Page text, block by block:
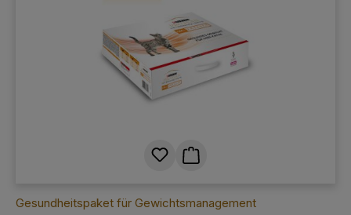
Gesundheitspaket für Gewichtsmanagement